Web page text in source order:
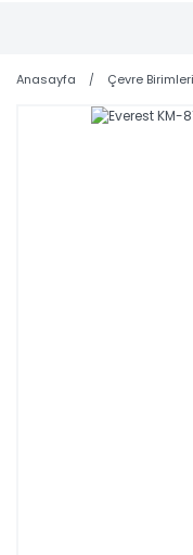
TOPTAN FİYAT ALMAK
SİPARİŞLERİNİZİ
Anasayfa Çevre Birimleri